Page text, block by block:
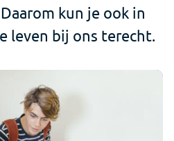
kun je ook in
leven bij ons terecht.